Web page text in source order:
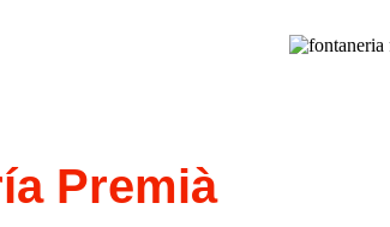
Premià